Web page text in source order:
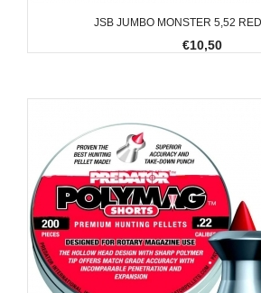
JSB JUMBO MONSTER 5,52
€10,50